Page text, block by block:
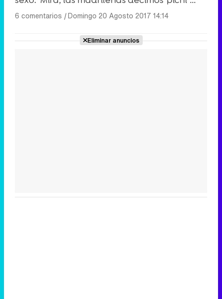
6 comentarios |Domingo 20 Agosto 2017 14:14
Eliminar anuncios